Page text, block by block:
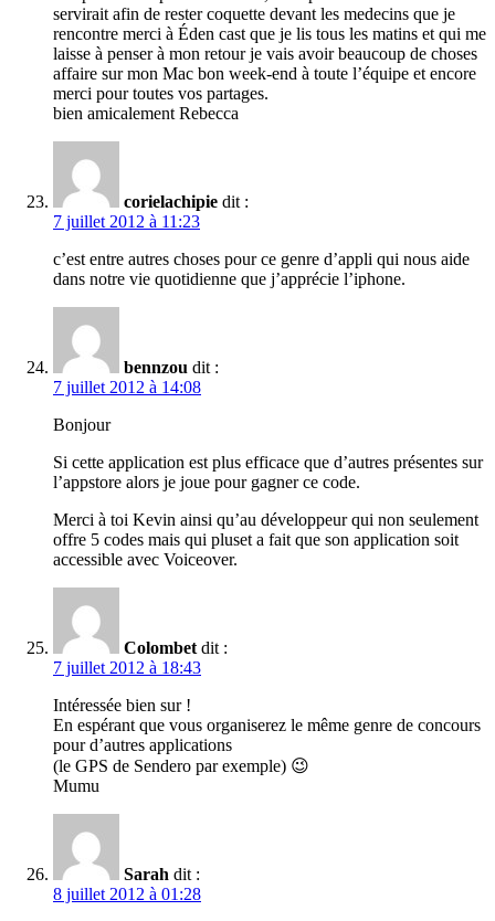
servirait afin de rester coquette devant les medecins que je
rencontre merci à Éden cast que je lis tous les matins et qui me
laisse à penser à mon retour je vais avoir beaucoup de choses
affaire sur mon Mac bon week-end à toute l’équipe et encore
merci pour toutes vos partages.
bien amicalement Rebecca
corielachipie dit :
7 juillet 2012 à 11:23
c’est entre autres choses pour ce genre d’appli qui nous aide
dans notre vie quotidienne que j’apprécie l’iphone.
bennzou dit :
7 juillet 2012 à 14:08
Bonjour
Si cette application est plus efficace que d’autres présentes sur
l’appstore alors je joue pour gagner ce code.
Merci à toi Kevin ainsi qu’au développeur qui non seulement
offre 5 codes mais qui pluset a fait que son application soit
accessible avec Voiceover.
Colombet dit :
7 juillet 2012 à 18:43
Intéressée bien sur !
En espérant que vous organiserez le même genre de concours
pour d’autres applications
(le GPS de Sendero par exemple) 😉
Mumu
Sarah dit :
8 juillet 2012 à 01:28